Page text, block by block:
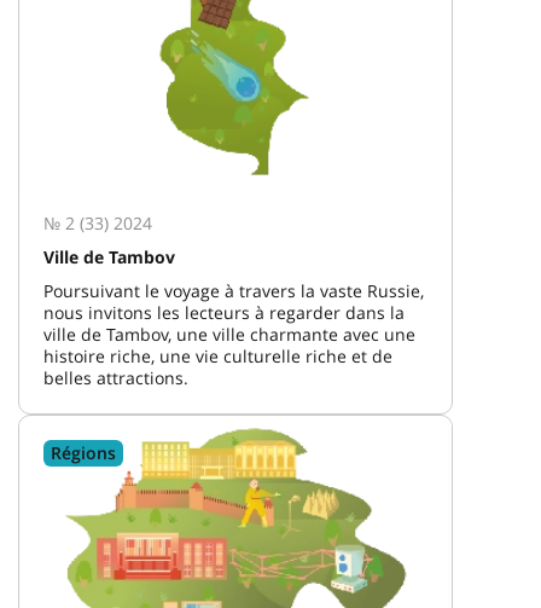
№ 2 (33) 2024
Ville de Tambov
Poursuivant le voyage à travers la vaste Russie,
nous invitons les lecteurs à regarder dans la
ville de Tambov, une ville charmante avec une
histoire riche, une vie culturelle riche et de
belles attractions.
Régions